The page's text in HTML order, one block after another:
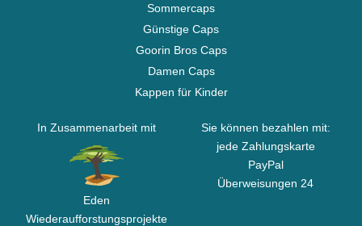
Sommercaps
Günstige Caps
Goorin Bros Caps
Damen Caps
Kappen für Kinder
In Zusammenarbeit mit
Eden
Wiederaufforstungsprojekte
Sie können bezahlen mit:
jede Zahlungskarte
PayPal
Überweisungen 24